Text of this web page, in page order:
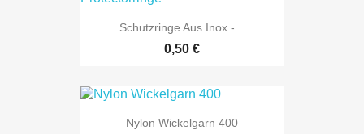
Schutzringe Aus Inox -...
0,50 €
Nylon Wickelgarn 400